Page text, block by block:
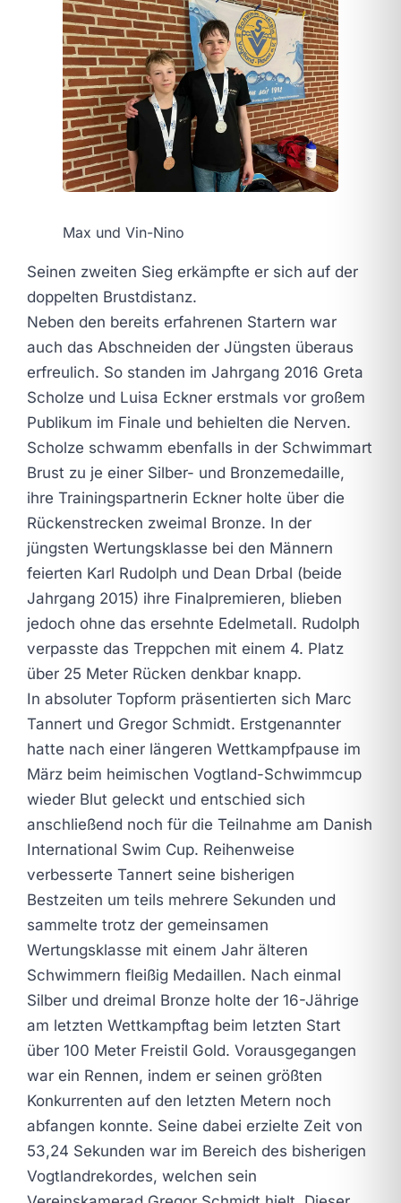
Max und Vin-Nino
Seinen zweiten Sieg erkämpfte er sich auf der
doppelten Brustdistanz.
Neben den bereits erfahrenen Startern war
auch das Abschneiden der Jüngsten überaus
erfreulich. So standen im Jahrgang 2016 Greta
Scholze und Luisa Eckner erstmals vor großem
Publikum im Finale und behielten die Nerven.
Scholze schwamm ebenfalls in der Schwimmart
Brust zu je einer Silber- und Bronzemedaille,
ihre Trainingspartnerin Eckner holte über die
Rückenstrecken zweimal Bronze. In der
jüngsten Wertungsklasse bei den Männern
feierten Karl Rudolph und Dean Drbal (beide
Jahrgang 2015) ihre Finalpremieren, blieben
jedoch ohne das ersehnte Edelmetall. Rudolph
verpasste das Treppchen mit einem 4. Platz
über 25 Meter Rücken denkbar knapp.
In absoluter Topform präsentierten sich Marc
Tannert und Gregor Schmidt. Erstgenannter
hatte nach einer längeren Wettkampfpause im
März beim heimischen Vogtland-Schwimmcup
wieder Blut geleckt und entschied sich
anschließend noch für die Teilnahme am Danish
International Swim Cup. Reihenweise
verbesserte Tannert seine bisherigen
Bestzeiten um teils mehrere Sekunden und
sammelte trotz der gemeinsamen
Wertungsklasse mit einem Jahr älteren
Schwimmern fleißig Medaillen. Nach einmal
Silber und dreimal Bronze holte der 16-Jährige
am letzten Wettkampftag beim letzten Start
über 100 Meter Freistil Gold. Vorausgegangen
war ein Rennen, indem er seinen größten
Konkurrenten auf den letzten Metern noch
abfangen konnte. Seine dabei erzielte Zeit von
53,24 Sekunden war im Bereich des bisherigen
Vogtlandrekordes, welchen sein